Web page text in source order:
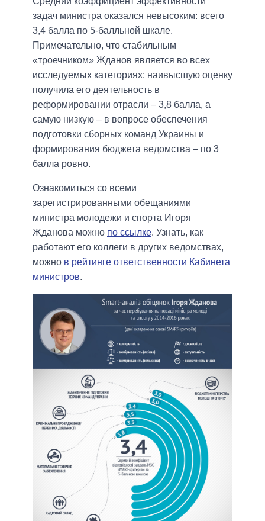
задач министра оказался невысоким: всего
3,4 балла по 5-балльной шкале.
Примечательно, что стабильным
«троечником» Жданов является во всех
исследуемых категориях: наивысшую оценку
получила его деятельность в
реформировании отрасли – 3,8 балла, а
самую низкую – в вопросе обеспечения
подготовки сборных команд Украины и
формирования бюджета ведомства – по 3
балла ровно.
Ознакомиться со всеми
зарегистрированными обещаниями
министра молодежи и спорта Игоря
Жданова можно по ссылке. Узнать, как
работают его коллеги в других ведомствах,
можно в рейтинге ответственности Кабинета
министров.